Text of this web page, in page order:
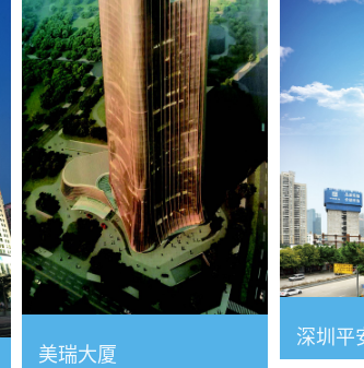
美瑞大厦
深圳平